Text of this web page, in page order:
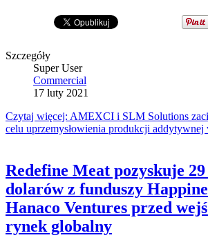
Szczegóły
Super User
Commercial
17 luty 2021
Czytaj więcej: AMEXCI i SLM Solutions
celu uprzemysłowienia produkcji addytywnej
Redefine Meat pozyskuje
dolarów z funduszy
Hanaco Ventures przed
rynek globalny